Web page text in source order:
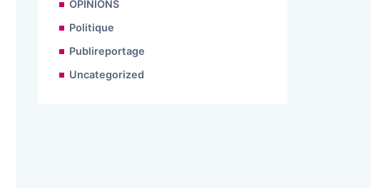
OPINIONS
Politique
Publireportage
Uncategorized